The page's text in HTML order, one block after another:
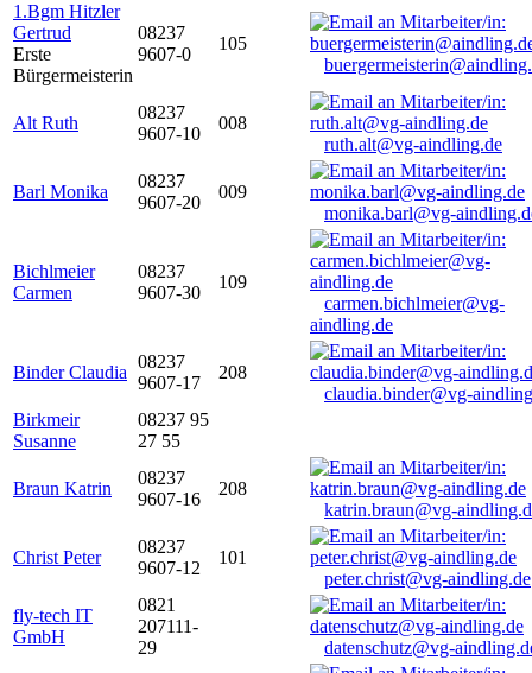
1.Bgm Hitzler
Gertrud
Erste
Bürgermeisterin
08237
9607-0
105
Alt Ruth
08237
9607-10
008
ruth.alt@vg-aindling.de
Barl Monika
08237
9607-20
009
monika.barl@vg-
Bichlmeier
Carmen
08237
9607-30
109
carmen.bichlmeier@vg-
aindling.de
Binder Claudia
08237
9607-17
208
claudia.binder@vg-
Birkmeir
Susanne
08237 95
27 55
Braun Katrin
08237
9607-16
208
katrin.braun@vg-
Christ Peter
08237
9607-12
101
peter.christ@vg-aindling.de
fly-tech IT
GmbH
0821
207111-
29
datenschutz@vg-